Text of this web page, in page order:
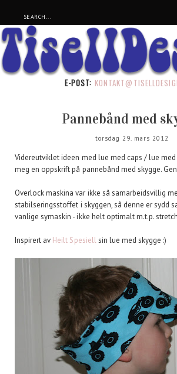
E-POST:
Pannebånd med
torsdag 29. mars 2012
Videreutviklet ideen med lue med caps / lue
meg en oppskrift på pannebånd med skygge.
Overlock maskina var ikke så samarbeidsvillig
stabilseringsstoffet i skyggen, så denne er sydd
vanlige symaskin - ikke helt optimalt m.t.p.
Inspirert av Heilt Spesiellsin lue med skygge :)